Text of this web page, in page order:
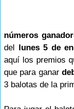
números
del lunes 5 de
aquí los premios
que para ganar
3 balotas de la